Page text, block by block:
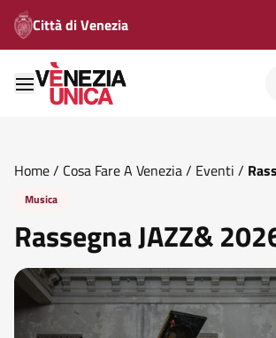
Città di Venezia
Home/ Cosa Fare A Venezia/ Eventi /
2026
Musica
Rassegna JAZZ&